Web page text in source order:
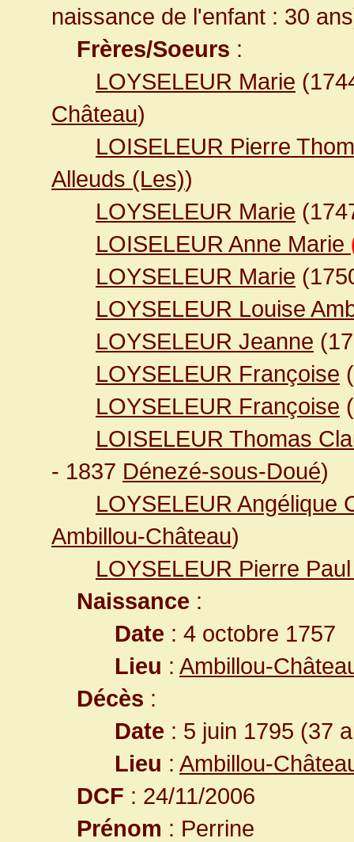
naissance de l'enfant : 30
Frères/Soeurs :
LOYSELEUR Marie
Château)
LOISELEUR Pierre
Alleuds (Les))
LOYSELEUR Marie
LOISELEUR Anne Marie
LOYSELEUR Marie
LOYSELEUR Louise
LOYSELEUR Jeanne
LOYSELEUR Françoise
LOYSELEUR Françoise
LOISELEUR Thomas
- 1837 Dénezé-sous-Doué)
LOYSELEUR Angélique
Ambillou-Château)
LOYSELEUR Pierre
Naissance :
Date : 4 octobre 1757
Lieu : Ambillou-
Décès :
Date : 5 juin 1795 (37
Lieu : Ambillou-
DCF : 24/11/2006
Prénom : Perrine